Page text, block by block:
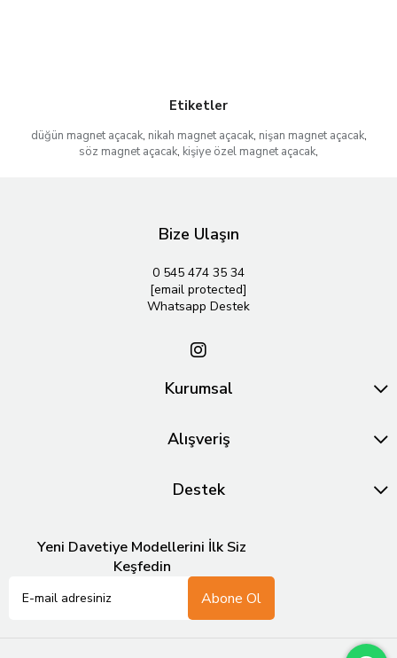
Etiketler
düğün magnet açacak, nikah magnet açacak, nişan magnet açacak,
söz magnet açacak, kişiye özel magnet açacak,
Bize Ulaşın
0 545 474 35 34
[email protected]
Whatsapp Destek
Kurumsal
Alışveriş
Destek
Yeni Davetiye Modellerini İlk Siz
Keşfedin
Abone Ol